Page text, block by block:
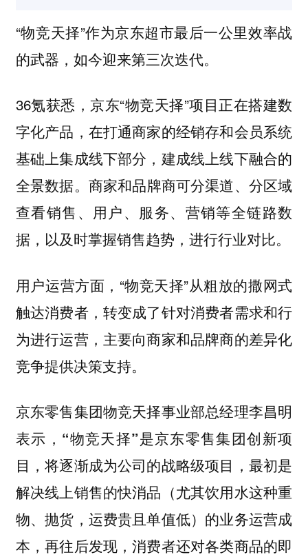
“物竞天择”作为京东超市最后一公里效率战
的武器，如今迎来第三次迭代。
36氪获悉，京东“物竞天择”项目正在搭建数
字化产品，在打通商家的经销存和会员系统
基础上集成线下部分，建成线上线下融合的
全景数据。 商家和品牌商可分渠道、分区域
查看销售、用户、服务、营销等全链路数
据，以及时掌握销售趋势，进行行业对比。
用户运营方面，“物竞天择”从粗放的撒网式
触达消费者，转变成了针对消费者需求和行
为进行运营，主要向商家和品牌商的差异化
竞争提供决策支持。
京东零售集团物竞天择事业部总经理李昌明
表示， “物竞天择”是京东零售集团创新项
目，将逐渐成为公司的战略级项目 ，最初是
解决线上销售的快消品（尤其饮用水这种重
物、抛货，运费贵且单值低）的业务运营成
本，再往后发现，消费者还对各类商品的即